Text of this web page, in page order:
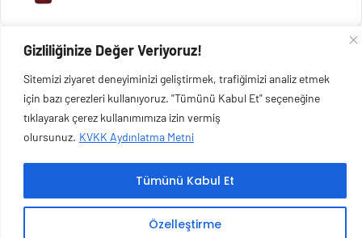
Gizliliğinize Değer Veriyoruz!
Sitemizi ziyaret deneyiminizi geliştirmek, trafiğimizi analiz etmek
için bazı çerezleri kullanıyoruz. "Tümünü Kabul Et" seçeneğine
tıklayarak çerez kullanımımıza izin vermiş
olursunuz. KVKK Aydınlatma Metni
Özelleştirme
Tümünü Kabul Et
€570,00+ KDV
Copyright © 2026 Esen Isıtma Soğutma İnşaat Ltd Şti | Tüm Hakları Saklıdır.